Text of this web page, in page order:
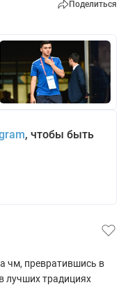
Поделиться
, чтобы быть
чм, превратившись в
лучших традициях